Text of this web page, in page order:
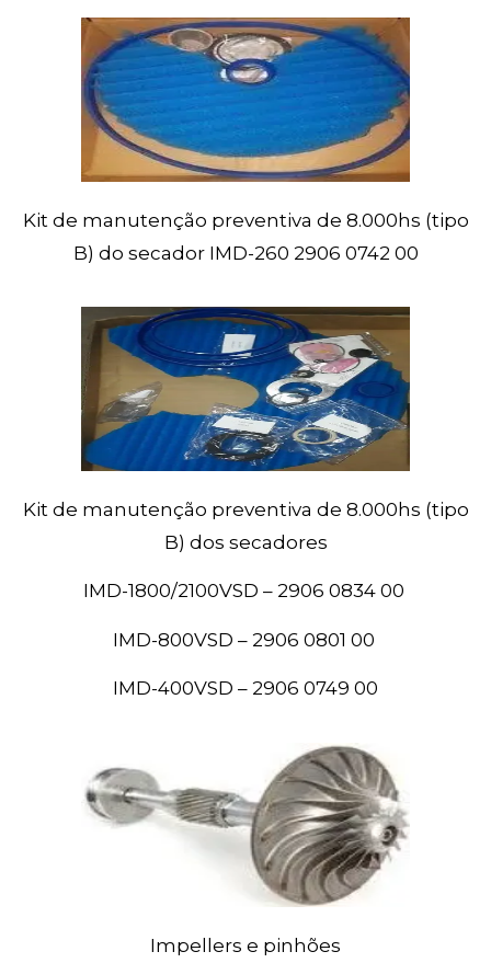
Kit de manutenção preventiva de 8.000hs (tipo
B) do secador IMD-260 2906 0742 00
Kitde manutenção preventiva de 8.000hs (tipo
B) dos secadores
IMD-1800/2100VSD – 2906 0834 00
IMD-800VSD – 2906 0801 00
IMD-400VSD – 2906 0749 00
Impellers e pinhões